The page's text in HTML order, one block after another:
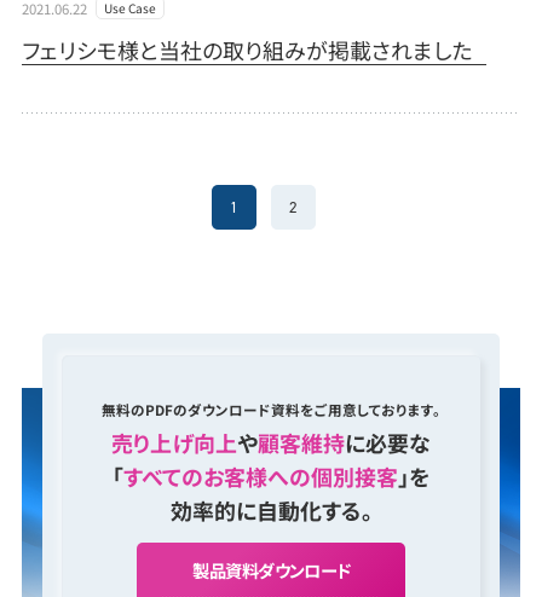
2021.06.22 Use Case
フェリシモ様と当社の取り組みが掲載されました
1 2
無料のPDFのダウンロード資料をご用意しております。
売り上げ向上や顧客維持に必要な
「すべてのお客様への個別接客」を
効率的に自動化する。
製品資料ダウンロード